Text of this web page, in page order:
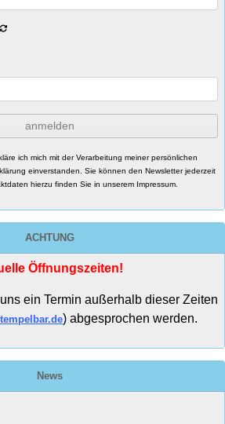
anmelden
ich mich mit der Verarbeitung meiner persönlichen
einverstanden. Sie können den Newsletter jederzeit
hierzu finden Sie in unserem Impressum.
ACHTUNG
Öffnungszeiten!
ein Termin außerhalb dieser Zeiten
) abgesprochen werden.
News